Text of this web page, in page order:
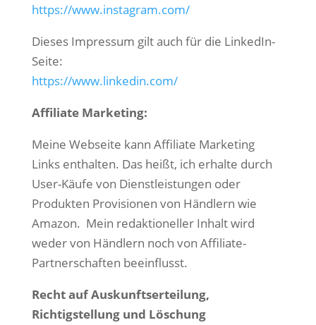
https://www.instagram.com/
Dieses Impressum gilt auch für die LinkedIn-
Seite:
https://www.linkedin.com/
Affiliate Marketing:
Meine Webseite kann Affiliate Marketing
Links enthalten. Das heißt, ich erhalte durch
User-Käufe von Dienstleistungen oder
Produkten Provisionen von Händlern wie
Amazon. Mein redaktioneller Inhalt wird
weder von Händlern noch von Affiliate-
Partnerschaften beeinflusst.
Recht auf Auskunftserteilung,
Richtigstellung und Löschung